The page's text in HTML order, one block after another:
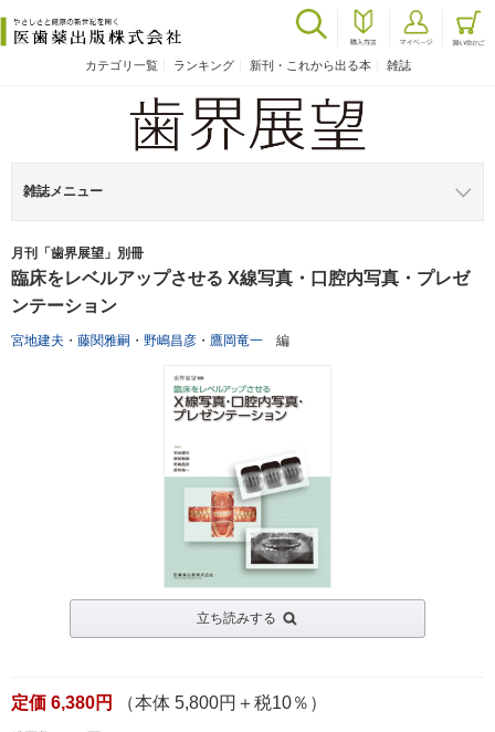
カテゴリ一覧 ランキング 新刊・これから出る本 雑誌
雑誌メニュー
月刊「歯界展望」別冊
臨床をレベルアップさせる X線写真・口腔内写真・プレゼ
ンテーション
宮地建夫 ・ 藤関雅嗣 ・ 野嶋昌彦 ・ 鷹岡竜一 編
立ち読みする
定価 6,380円 （本体 5,800円＋税10％）